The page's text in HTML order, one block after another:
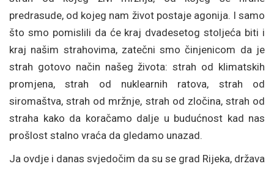
predrasude, od kojeg nam život postaje agonija. I samo
što smo pomislili da će kraj dvadesetog stoljeća biti i
kraj našim strahovima, zatečni smo činjenicom da je
strah gotovo način našeg života: strah od klimatskih
promjena, strah od nuklearnih ratova, strah od
siromaštva, strah od mržnje, strah od zločina, strah od
straha kako da koračamo dalje u budućnost kad nas
prošlost stalno vraća da gledamo unazad.
Ja ovdje i danas svjedočim da su se grad Rijeka, država